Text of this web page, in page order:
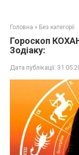
Головна » Без категорії
Гороскоп
Зодіаку:
Дата публікації: